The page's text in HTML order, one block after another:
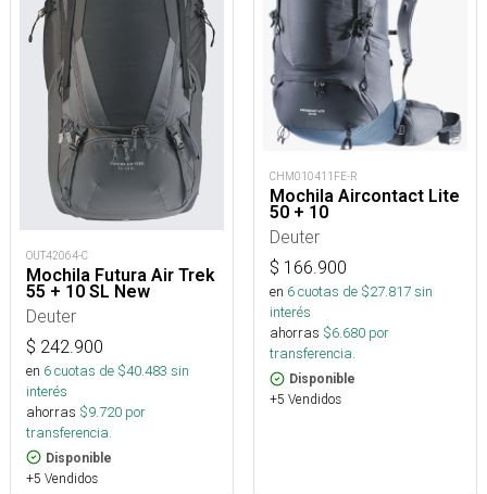
OUT42064-C
Mochila Futura Air Trek
55 + 10 SL New
Deuter
$ 242.900
en 6cuotas de $40.483 sin
interés
ahorras $9.720 por
transferencia.
Disponible
+5 Vendidos
CHM010411FE-R
Mochila Aircontact Lite
50 + 10
Deuter
$ 166.900
en 6cuotas de $27.817sin
interés
ahorras $6.680 por
transferencia.
Disponible
+5 Vendidos